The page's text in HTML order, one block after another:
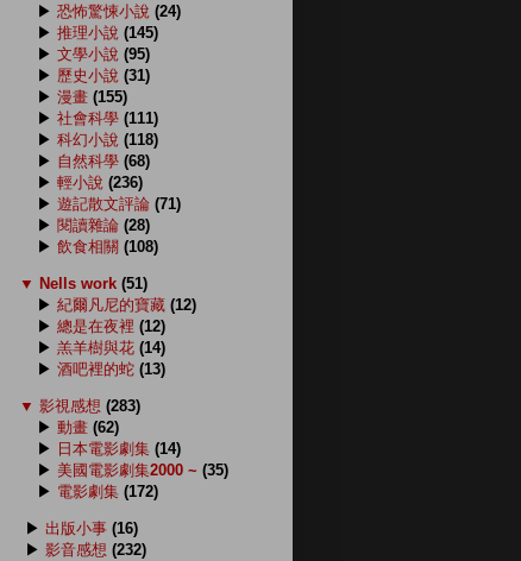
▶ 恐怖驚悚小說 (24)
▶ 推理小說 (145)
▶ 文學小說 (95)
▶ 歷史小說 (31)
▶ 漫畫 (155)
▶ 社會科學 (111)
▶ 科幻小說 (118)
▶ 自然科學 (68)
▶ 輕小說 (236)
▶ 遊記散文評論 (71)
▶ 閱讀雜論 (28)
▶ 飲食相關 (108)
▼ Nells work (51)
▶ 紀爾凡尼的寶藏 (12)
▶ 總是在夜裡 (12)
▶ 羔羊樹與花 (14)
▶ 酒吧裡的蛇 (13)
▼ 影視感想 (283)
▶ 動畫 (62)
▶ 日本電影劇集 (14)
▶ 美國電影劇集2000 ~ (35)
▶ 電影劇集 (172)
▶ 出版小事 (16)
▶ 影音感想 (232)